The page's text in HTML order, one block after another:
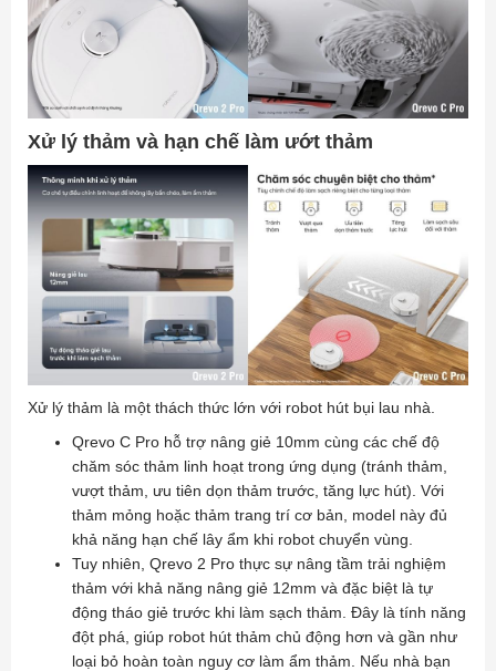
Xử lý thảm và hạn chế làm ướt thảm
Xử lý thảm là một thách thức lớn với robot hút bụi lau nhà.
Qrevo C Pro hỗ trợ nâng giẻ 10mm cùng các chế độ
chăm sóc thảm linh hoạt trong ứng dụng (tránh thảm,
vượt thảm, ưu tiên dọn thảm trước, tăng lực hút). Với
thảm mỏng hoặc thảm trang trí cơ bản, model này đủ
khả năng hạn chế lây ẩm khi robot chuyển vùng.
Tuy nhiên, Qrevo 2 Pro thực sự nâng tầm trải nghiệm
thảm với khả năng nâng giẻ 12mm và đặc biệt là tự
động tháo giẻ trước khi làm sạch thảm. Đây là tính năng
đột phá, giúp robot hút thảm chủ động hơn và gần như
loại bỏ hoàn toàn nguy cơ làm ẩm thảm. Nếu nhà bạn